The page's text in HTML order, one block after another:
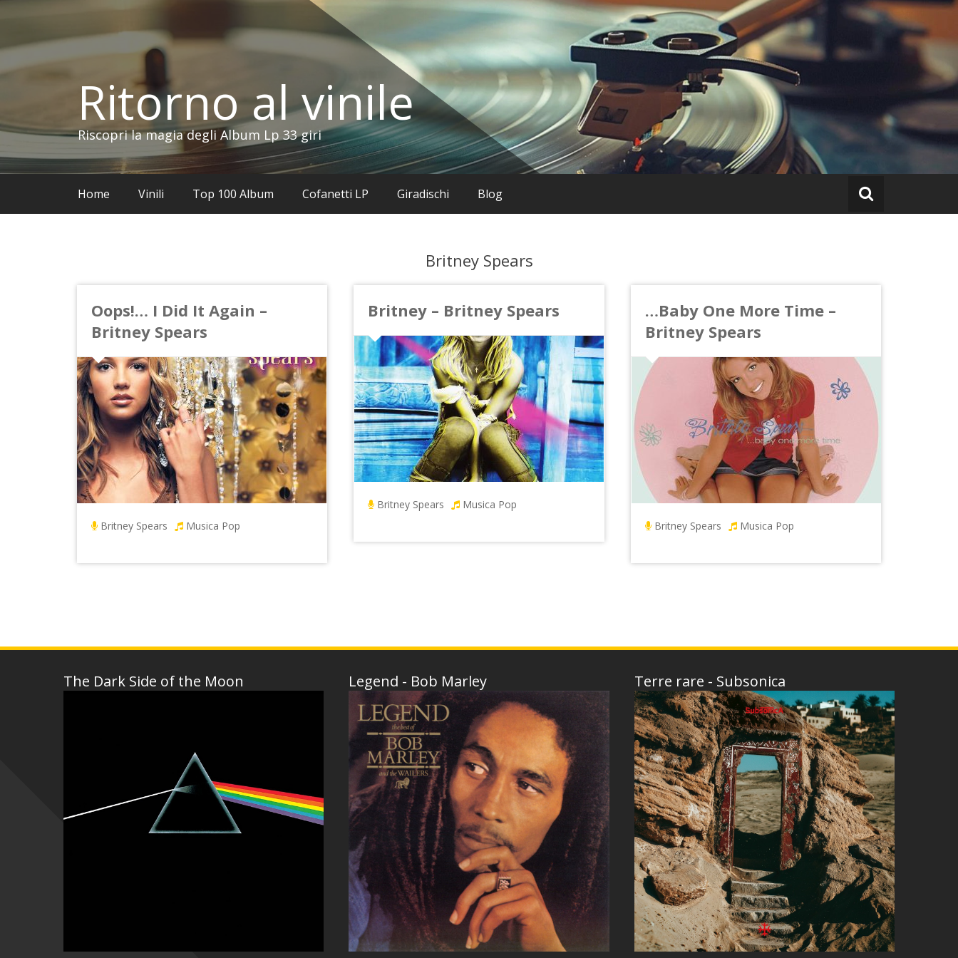
contenuto
Ritorno al vinile
Riscopri la magia degli Album Lp 33 giri
Home Vinili Top 100 Album Cofanetti LP Giradischi Blog
Britney Spears
Oops!… I Did It Again –
Britney Spears
Britney Spears Musica Pop
Britney – Britney Spears
Britney Spears Musica Pop
…Baby One More Time –
Britney Spears
Britney Spears Musica Pop
The Dark Side of the Moon Legend - Bob Marley Terre rare - Subsonica